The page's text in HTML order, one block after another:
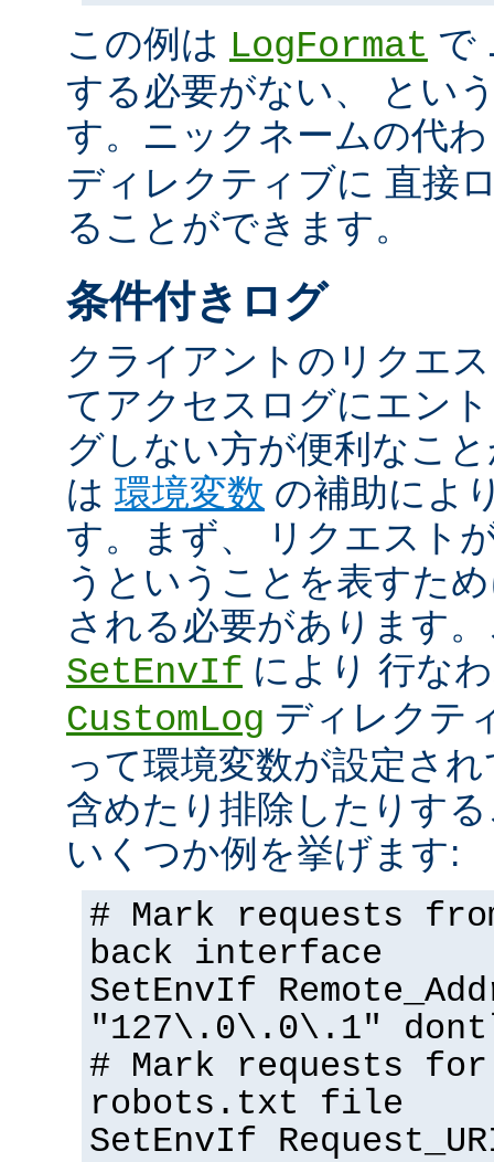
この例は LogFormat で
する必要がない、 とい
す。ニックネームの代
ディレクティブに 直接
ることができます。
条件付きログ
クライアントのリクエ
てアクセスログにエン
グしない方が便利なこ
は 環境変数 の補助によ
す。まず、 リクエスト
うということを表すた
される必要があります
SetEnvIf により 行な
CustomLog ディレクテ
って環境変数が設定さ
含めたり排除したりす
いくつか例を挙げます:
# Mark requests
back interface
SetEnvIf
"127\.0\.0\.1"
# Mark requests
robots.txt file
SetEnvIf